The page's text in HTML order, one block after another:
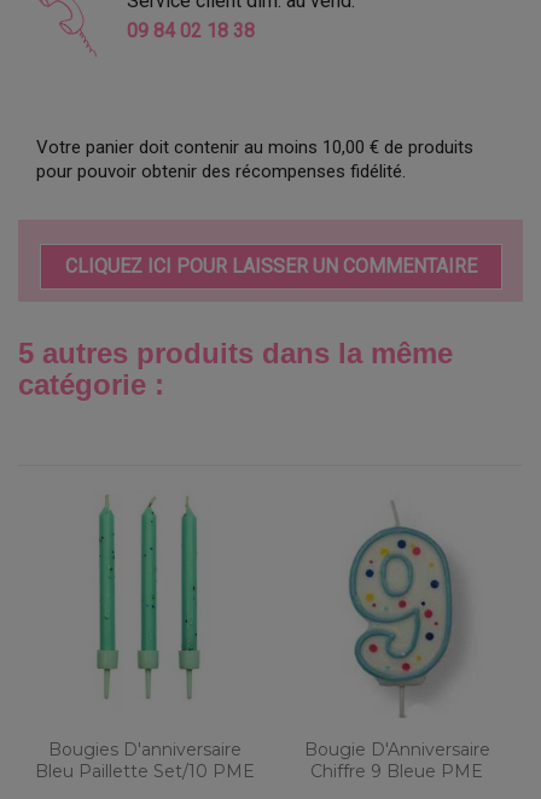
09 84 02 18 38
Votre panier doit contenir au moins 10,00 € de produits
pour pouvoir obtenir des récompenses fidélité.
CLIQUEZ ICI POUR LAISSER UN COMMENTAIRE
5 autres produits dans la même
catégorie :
Bougies D'anniversaire
Bleu Paillette Set/10 PME
Bougie D'Anniversaire
Chiffre 9 Bleue PME